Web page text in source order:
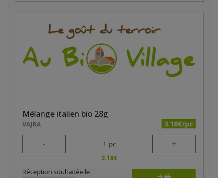
Mélange italien bio 28g
VAJRA 3.18€/pc
- 1 pc +
3.18€
Réception souhaitée le